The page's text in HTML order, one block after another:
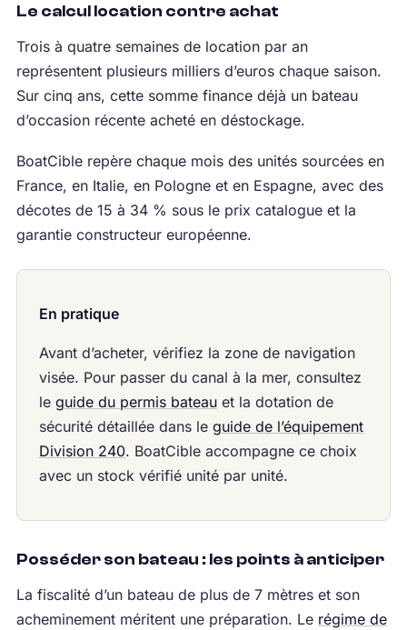
Le calcul location contre achat
Trois à quatre semaines de location par an
représentent plusieurs milliers d’euros chaque saison.
Sur cinq ans, cette somme finance déjà un bateau
d’occasion récente acheté en déstockage.
BoatCible repère chaque mois des unités sourcées en
France, en Italie, en Pologne et en Espagne, avec des
décotes de 15 à 34 % sous le prix catalogue et la
garantie constructeur européenne.
En pratique
Avant d’acheter, vérifiez la zone de navigation
visée. Pour passer du canal à la mer, consultez
le guide du permis bateauet la dotation de
sécurité détaillée dans le guide de l’équipement
Division 240. BoatCible accompagne ce choix
avec un stock vérifié unité par unité.
Posséder son bateau : les points à anticiper
La fiscalité d’un bateau de plus de 7 mètres et son
acheminement méritent une préparation. Le régime de